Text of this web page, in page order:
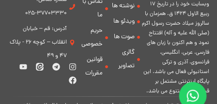
وبسایت خود را در تاريخ 17
ربيع الاول 1424 ق. همزمان با
سالروز ميلاد حضرت رسول اكرم
(صلی الله علیه و آله) افتتاح
نمود و هم اكنون با زبان های
فارسی، عربى، انگلیسی،
فرانسوی، آذری و ترکی
استانبولی فعال مى باشد. اين
پايگاه اينترنتى مشتمل بر
قسمت هاى متنوع مى باشد.
نوشته ها
ویدئو ها
صوت ها
گالری
تصاویر
ما
حریم
خصوصی
قوانین
مقررات
37703330-025
آدرس: قم – خیابان
انقلاب – کوچه 26 - پلاک
47 و 49